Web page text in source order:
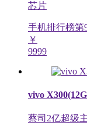
芯片
手机排行榜第
￥
9999
vivo
蔡司2亿超级